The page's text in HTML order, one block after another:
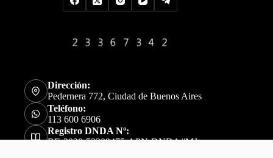
Dirección:
Pedernera 772, Ciudad de Buenos Aires
Teléfono:
113 600 6906
Registro DNDA Nº:
RE-2020-52309475-APN-DNDA#MJ